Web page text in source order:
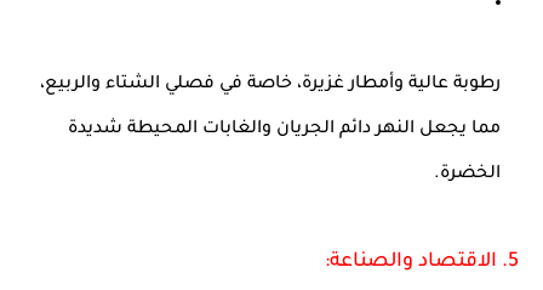
رطوبة عالية وأمطار غزيرة، خاصة في فصلي الشتاء والربيع،
مما يجعل النهر دائم الجريان والغابات المحيطة شديدة
الخضرة.
5. الاقتصاد والصناعة: